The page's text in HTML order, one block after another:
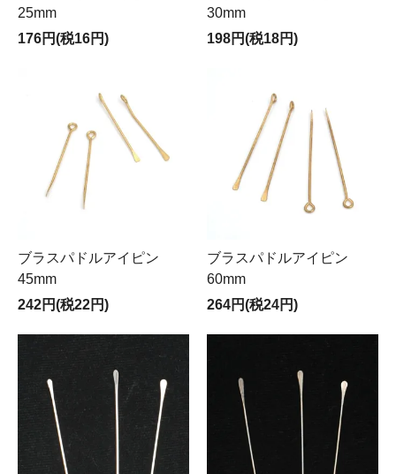
25mm
176円(税16円)
30mm
198円(税18円)
ブラスパドルアイピン
45mm
242円(税22円)
ブラスパドルアイピン
60mm
264円(税24円)